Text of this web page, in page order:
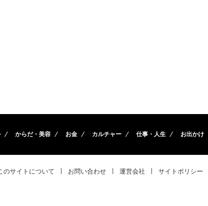
からだ・美容 お金 カルチャー 仕事・人生 お出かけ
のサイトについて お問い合わせ 運営会社 サイトポリシー